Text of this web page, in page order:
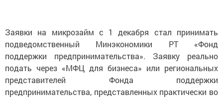
Заявки на микрозайм с 1 декабря стал принимать
подведомственный Минэкономики РТ «Фонд
поддержки предпринимательства». Заявку реально
подать через «МФЦ для бизнеса» или региональных
представителей Фонда поддержки
предпринимательства, представленных практически во